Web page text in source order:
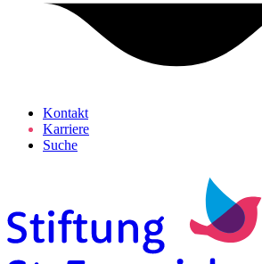
Kontakt
Karriere
Suche